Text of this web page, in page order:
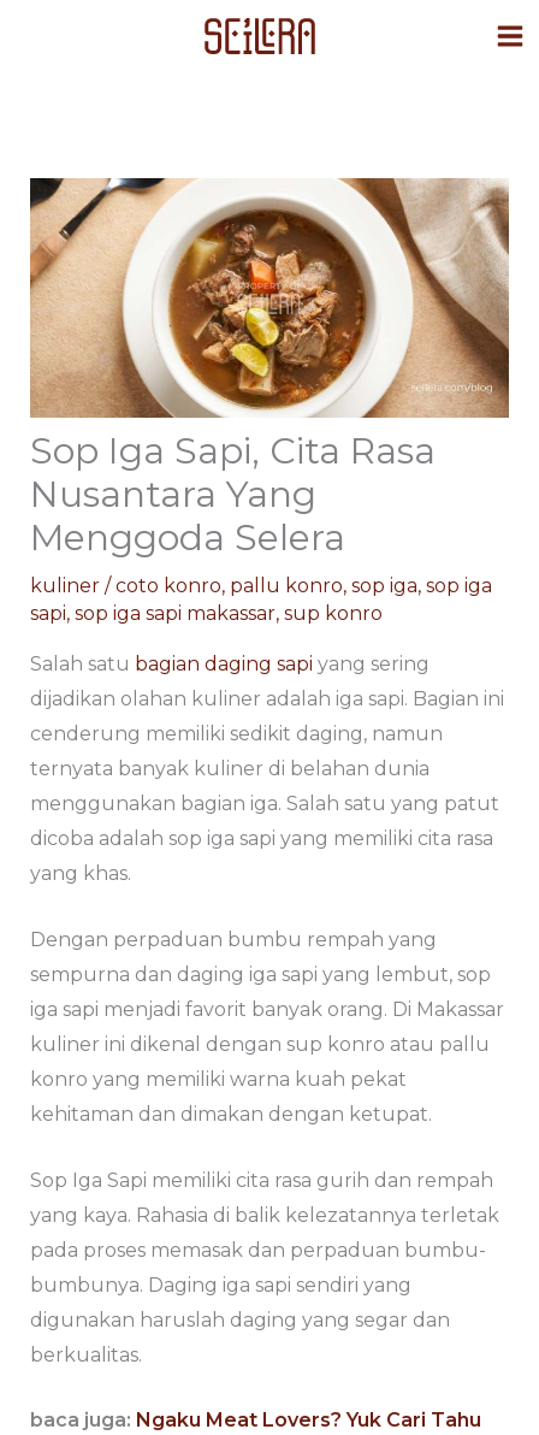
Sop Iga Sapi, Cita Rasa
Nusantara Yang
Menggoda Selera
kuliner/coto konro, pallu konro, sop iga, sop iga
sapi, sop iga sapi makassar, sup konro
Salah satu bagian daging sapi yang sering
dijadikan olahan kuliner adalah iga sapi. Bagian ini
cenderung memiliki sedikit daging, namun
ternyata banyak kuliner di belahan dunia
menggunakan bagian iga. Salah satu yang patut
dicoba adalah sop iga sapi yang memiliki cita rasa
yang khas.
Dengan perpaduan bumbu rempah yang
sempurna dan daging iga sapi yang lembut, sop
iga sapi menjadi favorit banyak orang. Di Makassar
kuliner ini dikenal dengan sup konro atau pallu
konro yang memiliki warna kuah pekat
kehitaman dan dimakan dengan ketupat.
Sop Iga Sapi memiliki cita rasa gurih dan rempah
yang kaya. Rahasia di balik kelezatannya terletak
pada proses memasak dan perpaduan bumbu-
bumbunya. Daging iga sapi sendiri yang
digunakan haruslah daging yang segar dan
berkualitas.
baca juga: Ngaku Meat Lovers? Yuk Cari Tahu